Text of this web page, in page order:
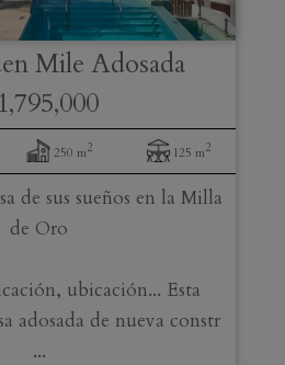
Mile Adosada
250 m2 125 m2
de sus sueños en la Milla
de Oro
ubicación... Esta
adosada de nueva constr
...